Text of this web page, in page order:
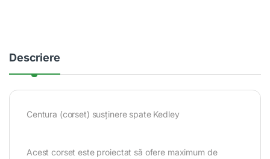
Descriere
Centura (corset) susținere spate Kedley
Acest corset este proiectat să ofere maximum de